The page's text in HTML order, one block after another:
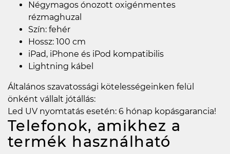
Négymagos ónozott oxigénmentes
rézmaghuzal
Szín: fehér
Hossz: 100 cm
iPad, iPhone és iPod kompatibilis
Lightning kábel
Általános szavatossági kötelességeinken felül
önként vállalt jótállás:
Led UV nyomtatás esetén: 6 hónap kopásgarancia!
Telefonok, amikhez a
termék használható